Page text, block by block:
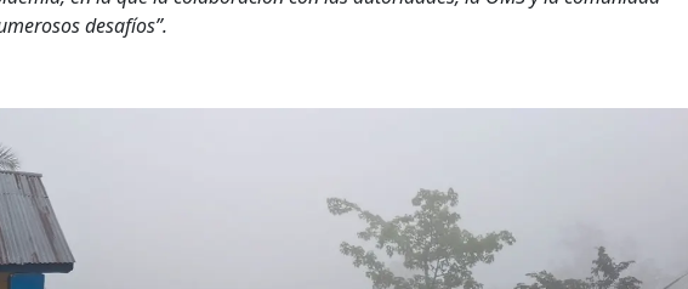
desafíos”.